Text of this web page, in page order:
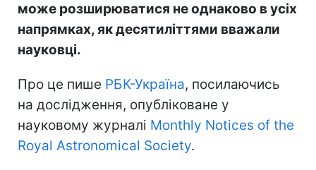
може розширюватися не однаково в усіх
напрямках, як десятиліттями вважали
науковці.
Про це пише РБК-Україна, посилаючись
на дослідження, опубліковане у
науковому журналі Monthly Notices of the
Royal Astronomical Society.